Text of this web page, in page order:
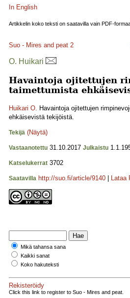
In English
Artikkelin koko teksti on saatavilla vain PDF-
Suo - Mires and peat 2
O. Huikari
Havaintoja ojitettujen
taimettumista
Huikari O. Havaintoja ojitettujen
ehkäisevistä tekijöistä.
Tekijä (Näytä)
Vastaanotettu 31.10.2017 Julkaistu
Katselukerrat 3702
Saatavilla http://suo.fi/article/9140 Lataa
Mikä tahansa sana
Kaikki sanat
Koko hakuteksti
Rekisteröidy
Click this link to register to Suo - Mires and peat.